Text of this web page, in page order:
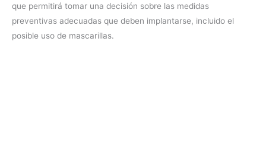
que permitirá tomar una decisión sobre las medidas
preventivas adecuadas que deben implantarse, incluido el
posible uso de mascarillas.